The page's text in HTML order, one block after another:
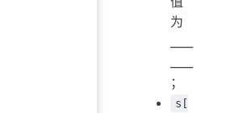
为
；
s[